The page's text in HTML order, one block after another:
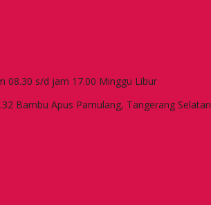
08.30 s/d jam 17.00 Minggu Libur
Bambu Apus Pamulang, Tangerang Selatan